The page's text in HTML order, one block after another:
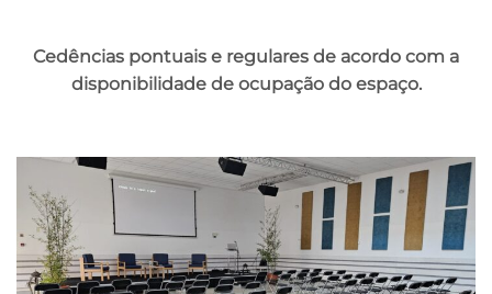
Cedências pontuais e regulares de acordo com a
disponibilidade de ocupação do espaço.